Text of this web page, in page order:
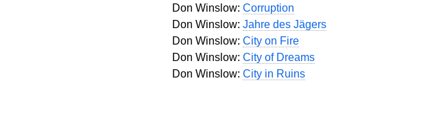
Don Winslow: Corruption
Don Winslow: Jahre des Jägers
Don Winslow: City on Fire
Don Winslow: City of Dreams
Don Winslow: City in Ruins